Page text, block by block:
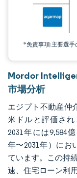
*免責事項:主要選手
Mordor
市場分析
エジプト不動産仲
米ドルと評価され
2031年には9,584
年〜2031年）にお
ています。この持
速、住宅ローン利